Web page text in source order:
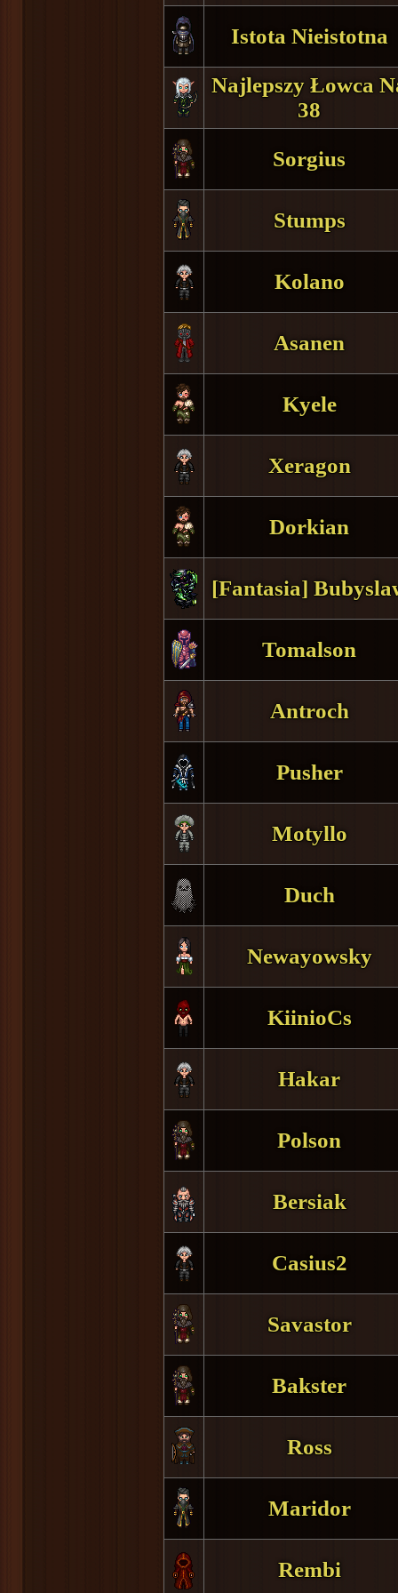
Istota Nieistotna
Najlepszy Łowca
38
Sorgius
Stumps
Kolano
Asanen
Kyele
Xeragon
Dorkian
[Fantasia]
Tomalson
Antroch
Pusher
Motyllo
Duch
Newayowsky
KiinioCs
Hakar
Polson
Bersiak
Casius2
Savastor
Bakster
Ross
Maridor
Rembi